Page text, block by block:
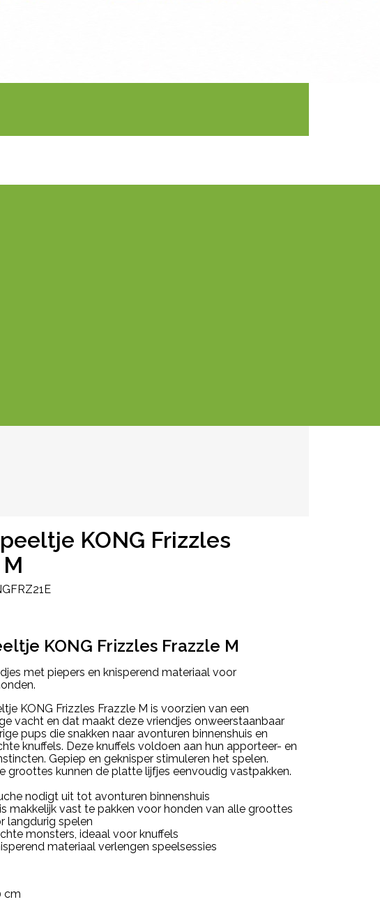
KONG Frizzles
KONG Frizzles Frazzle M
met piepers en knisperend materiaal voor
KONG Frizzles Frazzle M is voorzien van een
vacht en dat maakt deze vriendjes onweerstaanbaar
pups die snakken naar avonturen binnenshuis en
knuffels. Deze knuffels voldoen aan hun apporteer- en
Gepiep en geknisper stimuleren het spelen.
groottes kunnen de platte lijfjes eenvoudig vastpakken.
nodigt uit tot avonturen binnenshuis
makkelijk vast te pakken voor honden van alle groottes
langdurig spelen
monsters, ideaal voor knuffels
materiaal verlengen speelsessies
cm